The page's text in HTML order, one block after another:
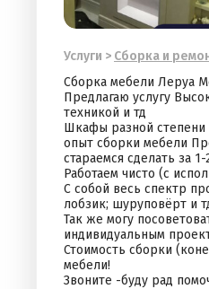
Услуги > Сборка и
Сборка мебели Леруа
Предлагаю услугу
техникой и тд
Шкафы разной степени
опыт сборки мебели
стараемся сделать за 1-
Работаем чисто (с
С собой весь спектр
лобзик; шуруповёрт и
Так же могу
индивидуальным
Стоимость сборки
мебели!
Звоните -буду рад